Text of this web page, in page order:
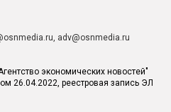
, adv@osnmedia.ru
экономических новостей"
26.04.2022, реестровая запись ЭЛ